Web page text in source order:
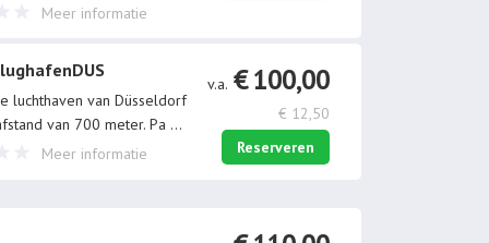
Meer informatie
luchthaven van Düsseldorf
van 700 meter. Pa ...
Meer informatie
v.a. € 100,00
€ 12,50
Reserveren